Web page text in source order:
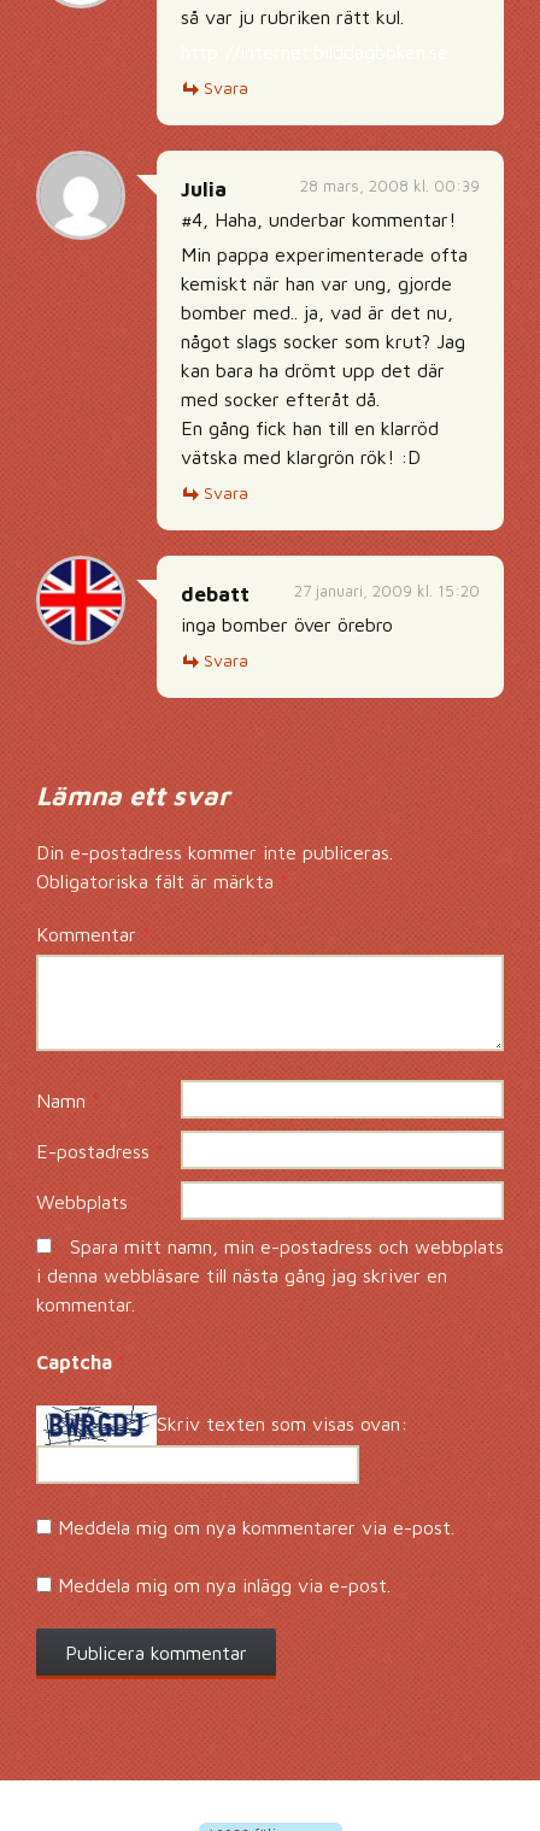
så var ju rubriken rätt kul.
Svara
28 mars, 2008 kl. 00:39
Julia
#4, Haha, underbar kommentar!
Min pappa experimenterade ofta
kemiskt när han var ung, gjorde
bomber med.. ja, vad är det nu,
något slags socker som krut? Jag
kan bara ha drömt upp det där
med socker efteråt då.
En gång fick han till en klarröd
vätska med klargrön rök! :D
Svara
27 januari, 2009 kl. 15:20
debatt
inga bomber över örebro
Svara
Lämna ett svar
Din e-postadress kommer inte publiceras.
Obligatoriska fält är märkta*
Kommentar*
Namn*
E-postadress*
Webbplats
Spara mitt namn, min e-postadress och webbplats
i denna webbläsare till nästa gång jag skriver en
kommentar.
Captcha *
Skriv texten som visas ovan:
Meddela mig om nya kommentarer via e-post.
Meddela mig om nya inlägg via e-post.